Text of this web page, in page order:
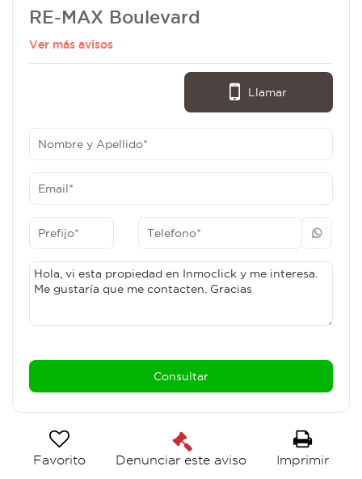
RE-MAX Boulevard
Ver más avisos
Llamar
Favorito Denunciar este aviso Imprimir